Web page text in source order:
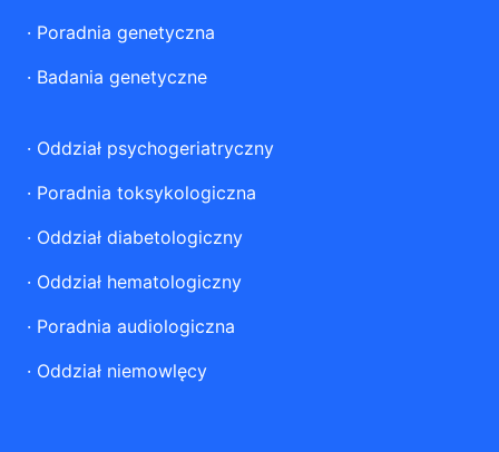
· Poradnia genetyczna
· Badania genetyczne
· Oddział psychogeriatryczny
· Poradnia toksykologiczna
· Oddział diabetologiczny
· Oddział hematologiczny
· Poradnia audiologiczna
· Oddział niemowlęcy